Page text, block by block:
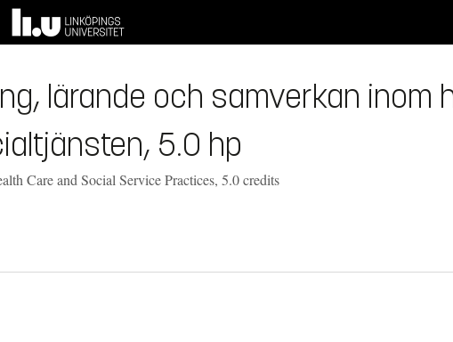
lärande och samverkan inom
5.0 hp
Care and Social Service Practices, 5.0 credits